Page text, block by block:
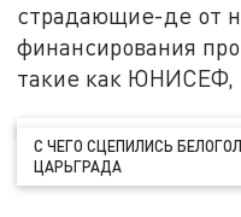
страдающие-де от
финансирования
такие как
С ЧЕГО СЦЕПИЛИСЬ
ЦАРЬГРАДА